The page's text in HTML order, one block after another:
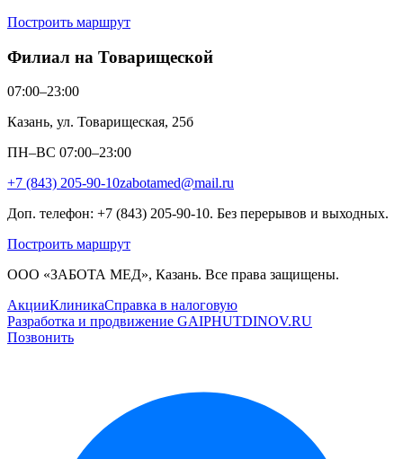
Построить маршрут
Филиал на Товарищеской
07:00–23:00
Казань, ул. Товарищеская, 25б
ПН–ВС 07:00–23:00
+7 (843) 205-90-10zabotamed@mail.ru
Доп. телефон: +7 (843) 205-90-10. Без перерывов и выходных.
Построить маршрут
ООО «ЗАБОТА МЕД», Казань. Все права защищены.
АкцииКлиникаСправка в налоговую
Разработка и продвижение GAIPHUTDINOV.RU
Позвонить